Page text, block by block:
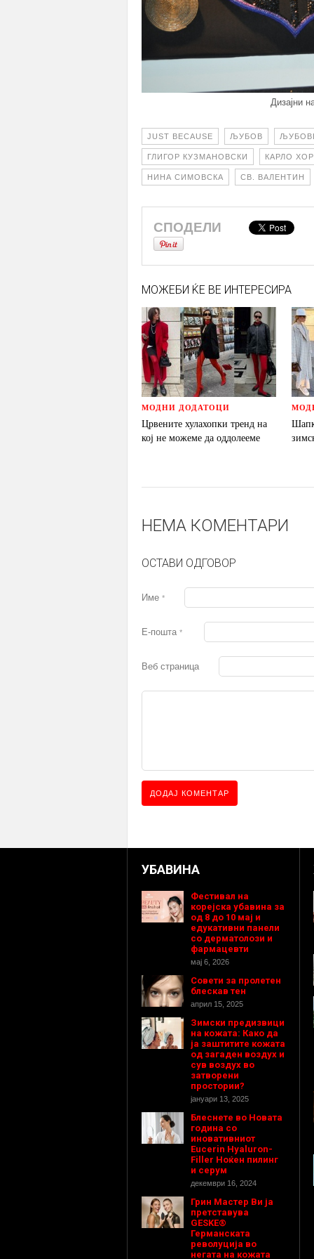
Дизајни
JUST BECAUSE ЉУБОВ
ГЛИГОР КУЗМАНОВСКИ КАРЛО
НИНА СИМОВСКА СВ. ВАЛЕНТИН
СПОДЕЛИ
МОЖЕБИ ЌЕ ВЕ ИНТЕРЕСИРА
МОДНИ ДОДАТОЦИ
Црвените хулахопки тренд на
кој не можеме да оддолееме
НЕМА КОМЕНТАРИ
ОСТАВИ ОДГОВОР
Име *
Е-пошта *
Веб страница
УБАВИНА
Фестивал на
корејска убавина за
од 8 до 10 мај и
едукативни панели
со дерматолози и
фармацевти
мај 6, 2026
Совети за пролетен
блескав тен
април 15, 2025
Зимски предизвици
на кожата: Како да
ја заштитите кожата
од загаден воздух и
сув воздух во
затворени
простории?
јануари 13, 2025
Блеснете во Новата
година со
иновативниот
Eucerin Hyaluron-
Filler Ноќен пилинг
и серум
декември 16, 2024
Грин Мастер Ви ја
претставува
GESKE®
Германската
револуција во
негата на кожата